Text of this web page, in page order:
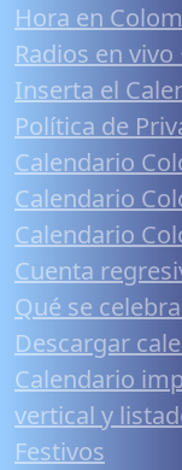
Hora en
Radios en vivo
Inserta el
Política de
Calendario
Calendario
Calendario
Cuenta
Qué se
Descargar
Calendario
vertical y
Festivos